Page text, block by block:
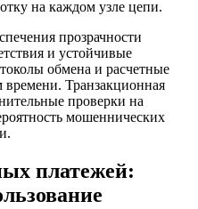
на каждом узле цепи.
прозрачности
и устойчивые
обмена и расчетные
Транзакционная
проверки на
мошеннических
платежей: